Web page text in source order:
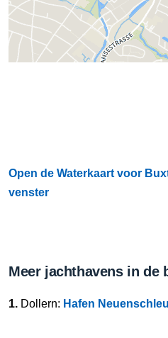
Open de Waterkaart voor
venster
Meer jachthavens in de
1. Dollern: Hafen